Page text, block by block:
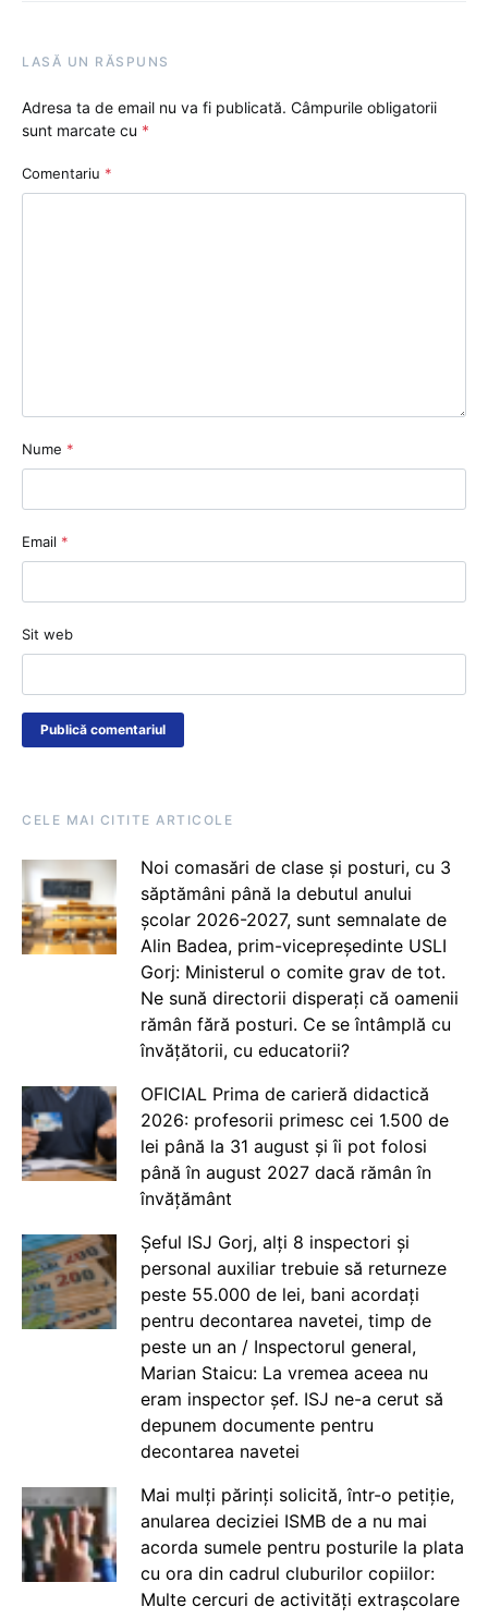
LASĂ UN RĂSPUNS
Adresa ta de email nu va fi publicată. Câmpurile obligatorii
sunt marcate cu *
Comentariu *
Nume *
Email *
Sit web
CELE MAI CITITE ARTICOLE
Noi comasări de clase și posturi, cu 3
săptămâni până la debutul anului
școlar 2026-2027, sunt semnalate de
Alin Badea, prim-vicepreședinte USLI
Gorj: Ministerul o comite grav de tot.
Ne sună directorii disperați că oamenii
rămân fără posturi. Ce se întâmplă cu
învățătorii, cu educatorii?
OFICIAL Prima de carieră didactică
2026: profesorii primesc cei 1.500 de
lei până la 31 august și îi pot folosi
până în august 2027 dacă rămân în
învățământ
Șeful ISJ Gorj, alți 8 inspectori și
personal auxiliar trebuie să returneze
peste 55.000 de lei, bani acordați
pentru decontarea navetei, timp de
peste un an / Inspectorul general,
Marian Staicu: La vremea aceea nu
eram inspector șef. ISJ ne-a cerut să
depunem documente pentru
decontarea navetei
Mai mulți părinți solicită, într-o petiție,
anularea deciziei ISMB de a nu mai
acorda sumele pentru posturile la plata
cu ora din cadrul cluburilor copiilor:
Multe cercuri de activități extrașcolare